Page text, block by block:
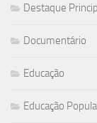
Destaque
Documentário
Educação
Educação